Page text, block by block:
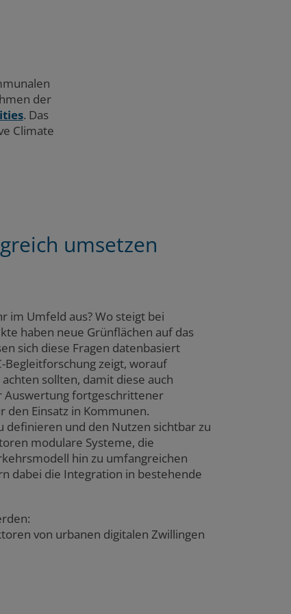
der
. Das
Climate
umsetzen
im Umfeld aus? Wo steigt bei
haben neue Grünflächen auf das
sich diese Fragen datenbasiert
Begleitforschung zeigt, worauf
sollten, damit diese auch
Auswertung fortgeschrittener
Einsatz in Kommunen.
definieren und den Nutzen sichtbar zu
modulare Systeme, die
hin zu umfangreichen
dabei die Integration in bestehende
von urbanen digitalen Zwillingen